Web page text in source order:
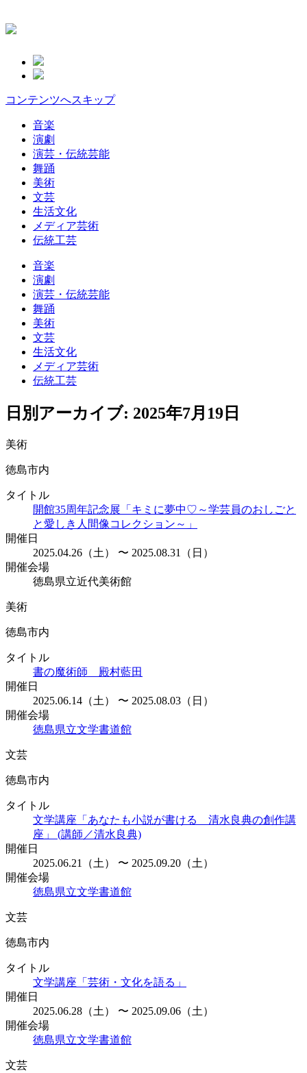
コンテンツへスキップ
音楽
演劇
演芸・伝統芸能
舞踊
美術
文芸
生活文化
メディア芸術
伝統工芸
音楽
演劇
演芸・伝統芸能
舞踊
美術
文芸
生活文化
メディア芸術
伝統工芸
日別アーカイブ: 2025年7月19日
美術
徳島市内
タイトル
開館35周年記念展「キミに夢中♡～学芸員のおしごと
と愛しき人間像コレクション～」
開催日
2025.04.26（土） 〜 2025.08.31（日）
開催会場
徳島県立近代美術館
美術
徳島市内
タイトル
書の魔術師 殿村藍田
開催日
2025.06.14（土） 〜 2025.08.03（日）
開催会場
徳島県立文学書道館
文芸
徳島市内
タイトル
文学講座「あなたも小説が書ける 清水良典の創作講
座」 (講師／清水良典)
開催日
2025.06.21（土） 〜 2025.09.20（土）
開催会場
徳島県立文学書道館
文芸
徳島市内
タイトル
文学講座「芸術・文化を語る」
開催日
2025.06.28（土） 〜 2025.09.06（土）
開催会場
徳島県立文学書道館
文芸